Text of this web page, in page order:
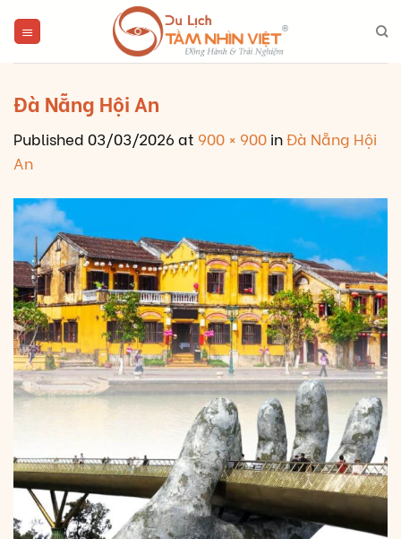
content
Đà Nẵng Hội An
Published03/03/2026at 900 × 900inĐà Nẵng Hội
An